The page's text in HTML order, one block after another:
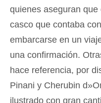
quienes aseguran
casco que contaba con
embarcarse en un
una confirmación.
hace referencia, por
Pinani y Cherubin
ilustrado con gran